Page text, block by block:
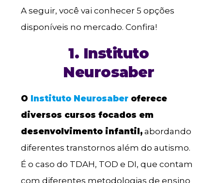
A seguir, você vai conhecer 5 opções
disponíveis no mercado. Confira!
1. Instituto
Neurosaber
O Instituto Neurosaberoferece
diversos cursos focados em
desenvolvimento infantil,abordando
diferentes transtornos além do autismo.
É o caso do TDAH, TOD e DI, que contam
com diferentes metodologias de ensino